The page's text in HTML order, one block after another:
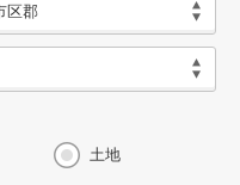
土地